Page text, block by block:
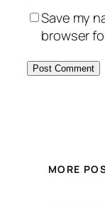
Save my
browser
MORE